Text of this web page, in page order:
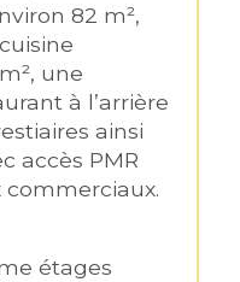
82 m²,
une
à l’arrière
ainsi
accès PMR
commerciaux.
étages